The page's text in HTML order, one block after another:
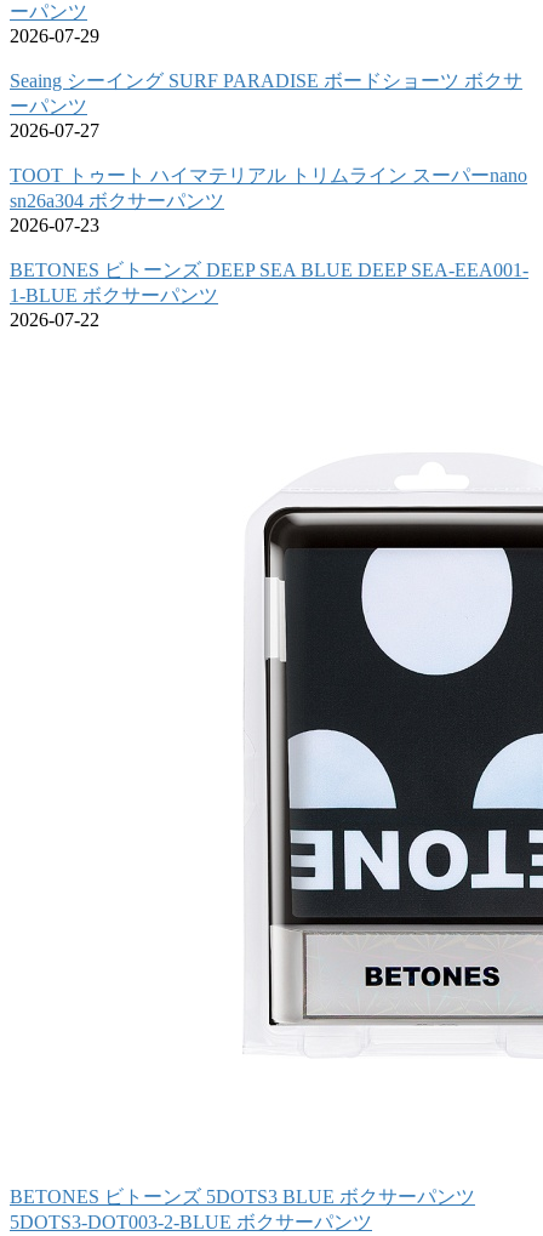
ーパンツ
2026-07-29
Seaing シーイング SURF PARADISE ボードショーツ ボクサ
ーパンツ
2026-07-27
TOOT トゥート ハイマテリアル トリムライン スーパーnano
sn26a304 ボクサーパンツ
2026-07-23
BETONES ビトーンズ DEEP SEA BLUE DEEP SEA-EEA001-
1-BLUE ボクサーパンツ
2026-07-22
BETONES ビトーンズ 5DOTS3 BLUE ボクサーパンツ
5DOTS3-DOT003-2-BLUE ボクサーパンツ